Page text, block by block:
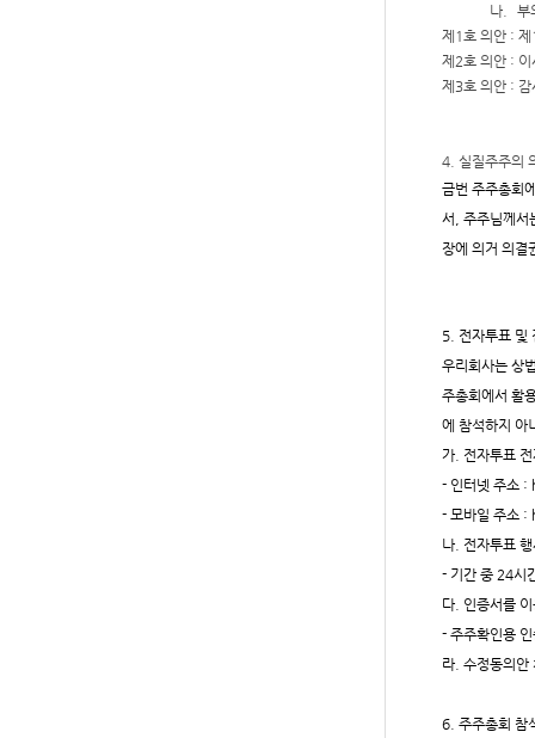
나.
부
제 1호 의안 : 제
제 2호 의안 : 이
제 3호 의안 : 감
4. 실질주주의
금번 주주총회
서
주주님께서
장에 의거 의결
5. 전자투표 및
우리회사는 상
주총회에서 활
에 참석하지 아
가 전자투표
- 인터넷 주소 :
- 모바일 주소 :
나 전자투표
- 기간 중 24시
다 인증서를
- 주주확인용
라 수정동의안
6. 주주총회 참